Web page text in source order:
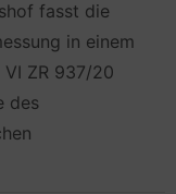
fasst die
in einem
ZR 937/20
des